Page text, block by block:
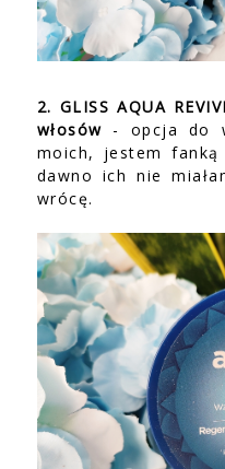
2. GLISS AQUA
włosów - opcja do
moich, jestem
dawno ich nie
wrócę.